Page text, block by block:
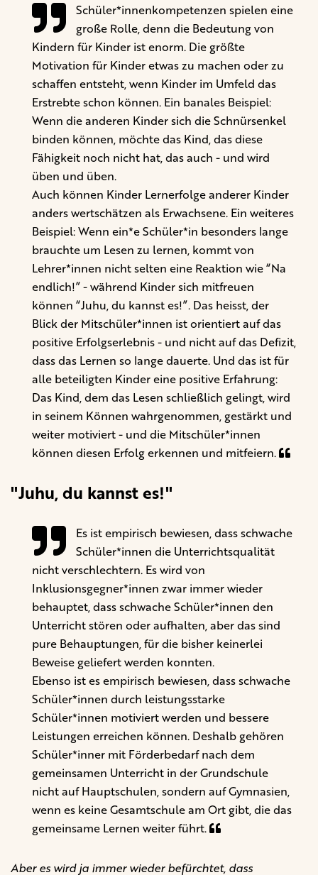
Schüler*innenkompetenzen spielen eine
große Rolle, denn die Bedeutung von
Kindern für Kinder ist enorm. Die größte
Motivation für Kinder etwas zu machen oder zu
schaffen entsteht, wenn Kinder im Umfeld das
Erstrebte schon können. Ein banales Beispiel:
Wenn die anderen Kinder sich die Schnürsenkel
binden können, möchte das Kind, das diese
Fähigkeit noch nicht hat, das auch - und wird
üben und üben.
Auch können Kinder Lernerfolge anderer Kinder
anders wertschätzen als Erwachsene. Ein weiteres
Beispiel: Wenn ein*e Schüler*in besonders lange
brauchte um Lesen zu lernen, kommt von
Lehrer*innen nicht selten eine Reaktion wie “Na
endlich!” - während Kinder sich mitfreuen
können “Juhu, du kannst es!”. Das heisst, der
Blick der Mitschüler*innen ist orientiert auf das
positive Erfolgserlebnis - und nicht auf das Defizit,
dass das Lernen so lange dauerte. Und das ist für
alle beteiligten Kinder eine positive Erfahrung:
Das Kind, dem das Lesen schließlich gelingt, wird
in seinem Können wahrgenommen, gestärkt und
weiter motiviert - und die Mitschüler*innen
können diesen Erfolg erkennen und mitfeiern.
"Juhu, du kannst es!"
Es ist empirisch bewiesen, dass schwache
Schüler*innen die Unterrichtsqualität
nicht verschlechtern. Es wird von
Inklusionsgegner*innen zwar immer wieder
behauptet, dass schwache Schüler*innen den
Unterricht stören oder aufhalten, aber das sind
pure Behauptungen, für die bisher keinerlei
Beweise geliefert werden konnten.
Ebenso ist es empirisch bewiesen, dass schwache
Schüler*innen durch leistungsstarke
Schüler*innen motiviert werden und bessere
Leistungen erreichen können. Deshalb gehören
Schüler*inner mit Förderbedarf nach dem
gemeinsamen Unterricht in der Grundschule
nicht auf Hauptschulen, sondern auf Gymnasien,
wenn es keine Gesamtschule am Ort gibt, die das
gemeinsame Lernen weiter führt.
Aber es wird ja immer wieder befürchtet, dass